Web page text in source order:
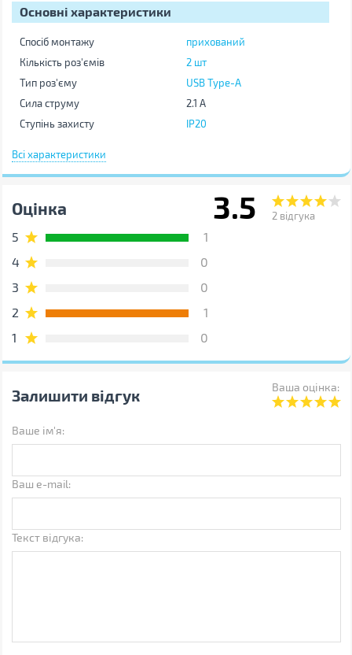
Основні характеристики
Спосіб монтажу
прихований
Кількість роз'ємів
2 шт
Тип роз'єму
USB Type-A
Сила струму
2.1 A
Ступінь захисту
IP20
Матеріал
Інші
Виробник
REAL-EL
Країна виробництва
Тайвань
Гарантія, міс
Штрихкод
4743304101870
властивості, характеристики,
Всі характеристики
Оцінка 3.5 2відгука
5
1
4
0
3
0
2
1
1
0
Залишити відгук Ваша оцінка:
Ваше ім'я:
Ваш e-mail:
Текст відгука: